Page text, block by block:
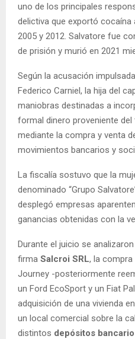
uno de los principales
delictiva que exportó cocaína
2005 y 2012. Salvatore fue
de prisión y murió en 2021
Según la acusación
Federico Carniel, la hija del
maniobras destinadas a
formal dinero proveniente
mediante la compra y venta
movimientos bancarios y
La fiscalía sostuvo que la
denominado “Grupo
desplegó empresas
ganancias obtenidas con la
Durante el juicio se
firma Salcroi SRL, la compra
Journey -posteriormente
un Ford EcoSport y un Fiat
adquisición de una vivienda
un local comercial sobre la
distintos depósitos